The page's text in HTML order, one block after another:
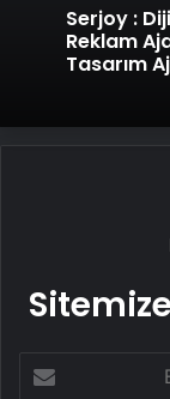
Serjoy : Dijital Medya Ajansı, Google
Reklam
Tasarım
posta